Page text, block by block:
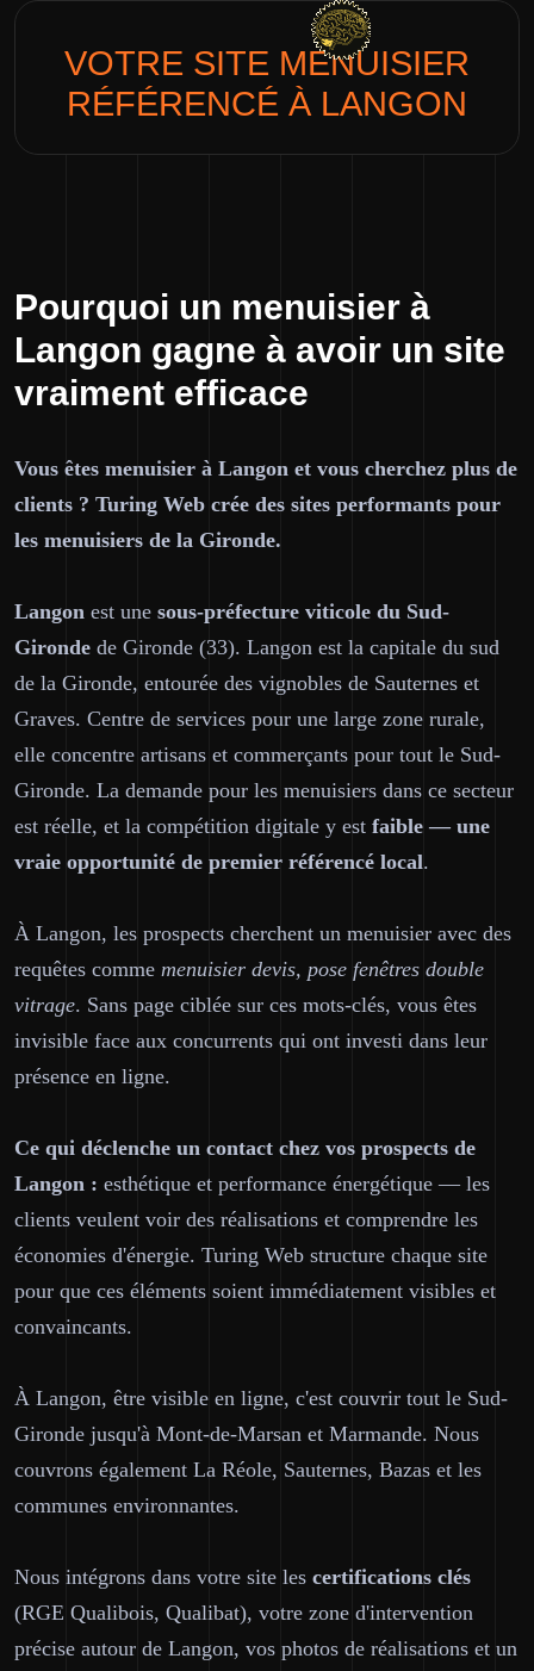
VOTRE SITE MENUISIER
RÉFÉRENCÉ À LANGON
Pourquoi un menuisier à
Langon gagne à avoir un site
vraiment efficace
Vous êtes menuisier à Langon et vous cherchez plus de
clients ? Turing Web crée des sites performants pour
les menuisiers de la Gironde.
Langon est une sous-préfecture viticole du Sud-
Gironde de Gironde (33). Langon est la capitale du sud
de la Gironde, entourée des vignobles de Sauternes et
Graves. Centre de services pour une large zone rurale,
elle concentre artisans et commerçants pour tout le Sud-
Gironde. La demande pour les menuisiers dans ce secteur
est réelle, et la compétition digitale y est faible — une
vraie opportunité de premier référencé local.
À Langon, les prospects cherchent un menuisier avec des
requêtes comme menuisier devis, pose fenêtres double
vitrage. Sans page ciblée sur ces mots-clés, vous êtes
invisible face aux concurrents qui ont investi dans leur
présence en ligne.
Ce qui déclenche un contact chez vos prospects de
Langon : esthétique et performance énergétique — les
clients veulent voir des réalisations et comprendre les
économies d'énergie. Turing Web structure chaque site
pour que ces éléments soient immédiatement visibles et
convaincants.
À Langon, être visible en ligne, c'est couvrir tout le Sud-
Gironde jusqu'à Mont-de-Marsan et Marmande. Nous
couvrons également La Réole, Sauternes, Bazas et les
communes environnantes.
Nous intégrons dans votre site les certifications clés
(RGE Qualibois, Qualibat), votre zone d'intervention
précise autour de Langon, vos photos de réalisations et un